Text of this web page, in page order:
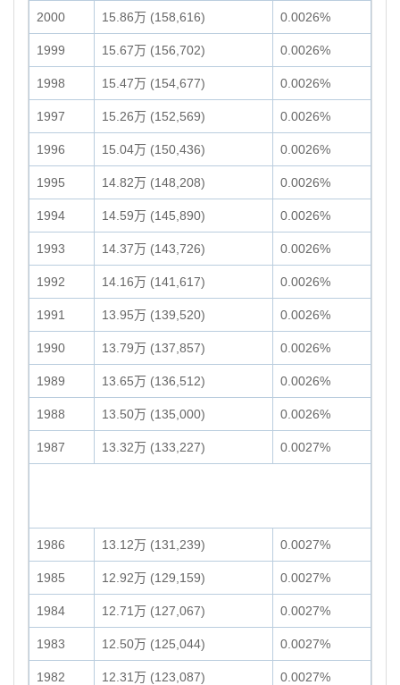
2000 15.86万 (158,616) 0.0026%
1999 15.67万 (156,702) 0.0026%
1998 15.47万 (154,677) 0.0026%
1997 15.26万 (152,569) 0.0026%
1996 15.04万 (150,436) 0.0026%
1995 14.82万 (148,208) 0.0026%
1994 14.59万 (145,890) 0.0026%
1993 14.37万 (143,726) 0.0026%
1992 14.16万 (141,617) 0.0026%
1991 13.95万 (139,520) 0.0026%
1990 13.79万 (137,857) 0.0026%
1989 13.65万 (136,512) 0.0026%
1988 13.50万 (135,000) 0.0026%
1987 13.32万 (133,227) 0.0027%
1986 13.12万 (131,239) 0.0027%
1985 12.92万 (129,159) 0.0027%
1984 12.71万 (127,067) 0.0027%
1983 12.50万 (125,044) 0.0027%
1982 12.31万 (123,087) 0.0027%